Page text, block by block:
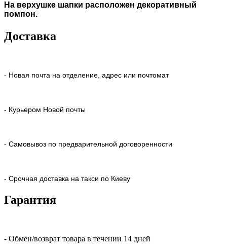
На верхушке шапки расположен декоративный
помпон.
Доставка
- Новая почта на отделение, адрес или почтомат
- Курьером Новой почты
- Самовывоз по предварительной договоренности
- Срочная доставка на такси по Киеву
Гарантия
- Обмен/возврат товара в течении 14 дней